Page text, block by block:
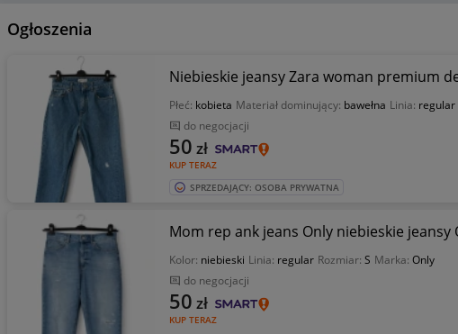
Ogłoszenia
Niebieskie jeansy Zara woman premium
Płeć: kobieta Materiał dominujący: bawełna Linia: regular
do negocjacji
KUP TERAZ
50 zł
SPRZEDAJĄCY: OSOBA PRYWATNA
Mom rep ank jeans Only niebieskie jeansy
Kolor: niebieski Linia: regular Rozmiar: S Marka: Only
do negocjacji
KUP TERAZ
50 zł